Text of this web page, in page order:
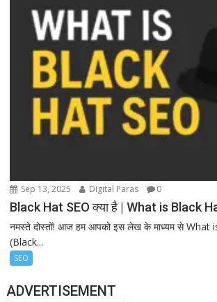
Sep 13, 2025 Digital Paras 0
Black Hat SEO क्या है | What is Black
नमस्ते दोस्तों! आज हम आपको इस लेख के माध्यम से What
(Black...
SEO
ADVERTISEMENT